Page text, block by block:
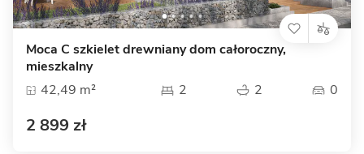
Moca C szkielet drewniany dom całoroczny,
mieszkalny
42,49 m²
2 2 0
2 899 zł